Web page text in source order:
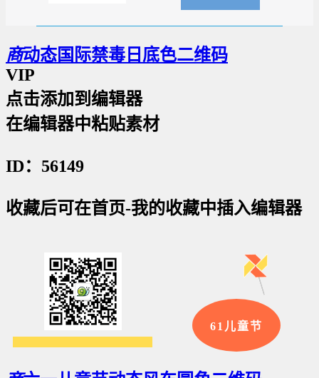
商动态国际禁毒日底色二维码
VIP
点击添加到编辑器
在编辑器中粘贴素材
ID：56149
收藏后可在首页-我的收藏中插入编辑器
61儿童节